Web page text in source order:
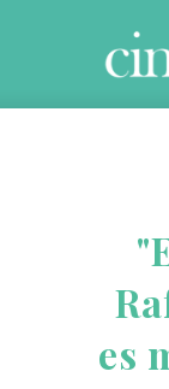
es